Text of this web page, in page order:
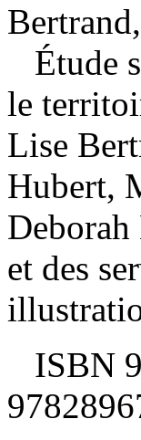
Étude
le
Lise
Hubert,
et des
ISBN